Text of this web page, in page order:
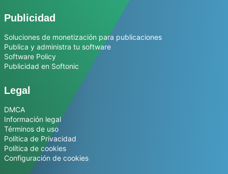
Publicidad
Soluciones de monetización para publicaciones
Publica y administra tu software
Software Policy
Publicidad en Softonic
Legal
DMCA
Información legal
Términos de uso
Política de Privacidad
Política de cookies
Configuración de cookies